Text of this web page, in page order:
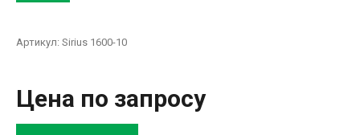
Артикул: Sirius 1600-10
Цена по запросу